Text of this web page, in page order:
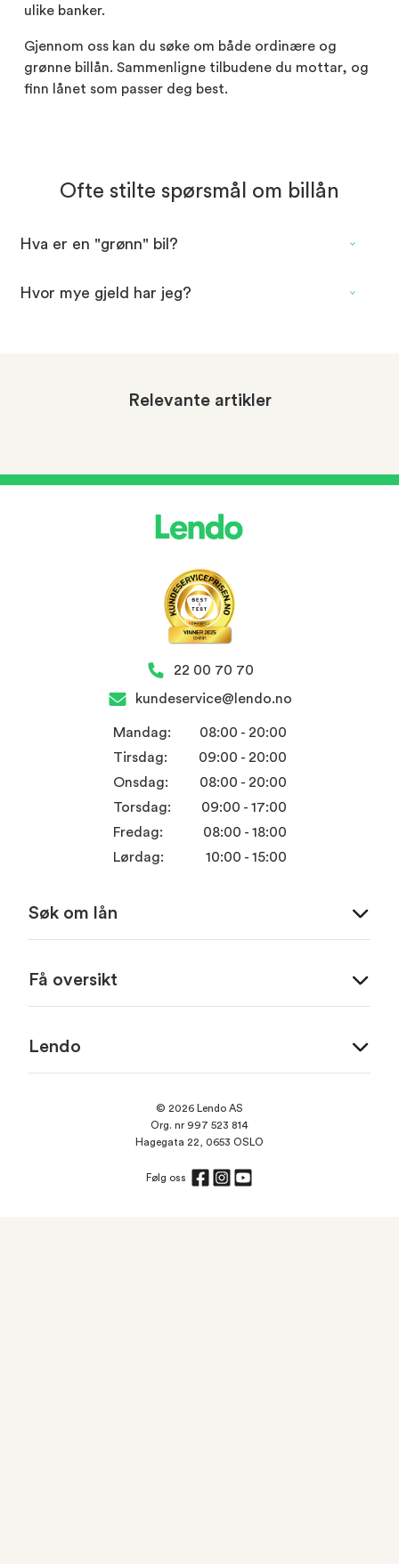
ulike banker.
Gjennom oss kan du søke om både ordinære og
grønne billån. Sammenligne tilbudene du mottar, og
finn lånet som passer deg best.
Ofte stilte spørsmål om billån
Hva er en "grønn" bil?
Hvor mye gjeld har jeg?
Relevante artikler
22 00 70 70
kundeservice@lendo.no
Mandag:
08:00 - 20:00
Tirsdag:
09:00 - 20:00
Onsdag:
08:00 - 20:00
Torsdag:
09:00 - 17:00
Fredag:
08:00 - 18:00
Lørdag:
10:00 - 15:00
Søk om lån
Få oversikt
Lendo
© 2026 Lendo AS
Org. nr 997 523 814
Hagegata 22, 0653 OSLO
Følg oss